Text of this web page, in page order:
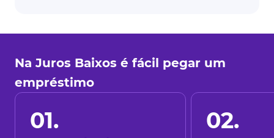
Na Juros Baixos é fácil pegar um
empréstimo
01. 02.